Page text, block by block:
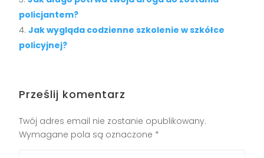
policjantem?
Jak wygląda codzienne szkolenie w szkółce
policyjnej?
Prześlij komentarz
Twój adres email nie zostanie opublikowany.
Wymagane pola są oznaczone *